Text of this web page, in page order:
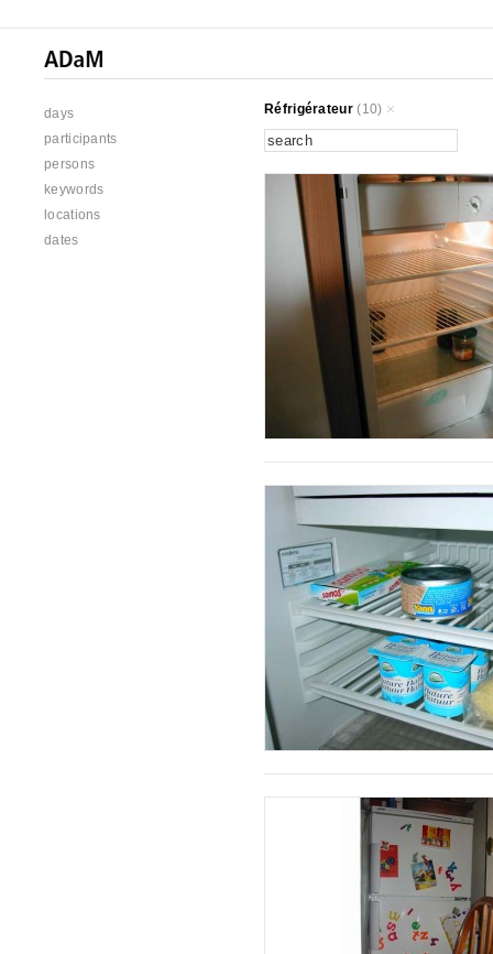
days
participants
persons
keywords
locations
dates
Réfrigérateur(10)